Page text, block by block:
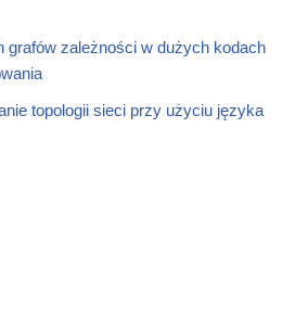
grafów zależności w dużych kodach
topologii sieci przy użyciu języka